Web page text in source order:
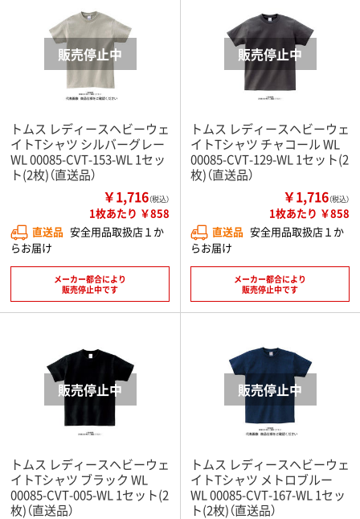
トムス レディースヘビーウェ
イトTシャツ シルバーグレー
WL 00085-CVT-153-WL 1セッ
ト(2枚)（直送品）
￥1,716（税込）
1枚あたり ￥858
直送品 安全用品取扱店１か
らお届け
メーカー都合により
販売停止中です
トムス レディースヘビーウェ
イトTシャツ チャコール WL
00085-CVT-129-WL 1セット(2
枚)（直送品）
￥1,716（税込）
1枚あたり ￥858
直送品 安全用品取扱店１か
らお届け
メーカー都合により
販売停止中です
トムス レディースヘビーウェ
イトTシャツ ブラック WL
00085-CVT-005-WL 1セット(2
枚)（直送品）
トムス レディースヘビーウェ
イトTシャツ メトロブルー
WL 00085-CVT-167-WL 1セッ
ト(2枚)（直送品）